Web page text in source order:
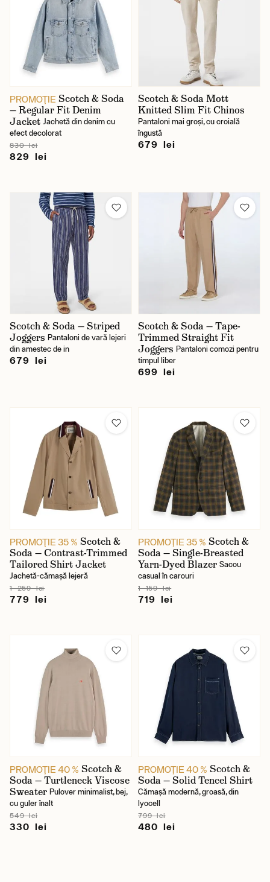
PROMOŢIE Scotch & Soda
— Regular Fit Denim
Jacket Jachetă din denim cu
efect decolorat
830 lei
829 lei
Scotch & Soda Mott
Knitted Slim Fit Chinos
Pantaloni mai groși, cu croială
îngustă
679 lei
Scotch & Soda — Striped
Joggers Pantaloni de vară lejeri
din amestec de in
679 lei
Scotch & Soda — Tape-
Trimmed Straight Fit
Joggers Pantaloni comozi pentru
timpul liber
699 lei
PROMOŢIE 35 % Scotch &
Soda — Contrast-Trimmed
Tailored Shirt Jacket
Jachetă-cămașă lejeră
1 259 lei
779 lei
PROMOŢIE 35 % Scotch &
Soda — Single-Breasted
Yarn-Dyed Blazer Sacou
casual în carouri
1 159 lei
719 lei
PROMOŢIE 40 % Scotch &
Soda — Turtleneck Viscose
Sweater Pulover minimalist, bej,
cu guler înalt
549 lei
330 lei
PROMOŢIE 40 % Scotch &
Soda — Solid Tencel Shirt
Cămașă modernă, groasă, din
lyocell
799 lei
480 lei